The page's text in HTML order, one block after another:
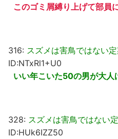
このゴミ屑縛り上げて部員
316: スズメは害鳥ではない
ID:NTxRl1+U0
いい年こいた50の男が大人
328: スズメは害鳥ではない
ID:HUk6IZZ50